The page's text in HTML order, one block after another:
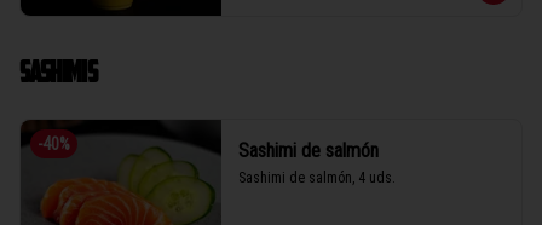
SASHIMIS
-40% Sashimi de salmón
Sashimi de salmón, 4 uds.